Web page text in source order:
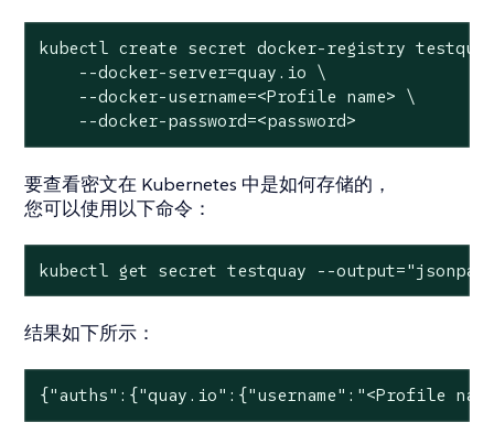
kubectl create secret docker-registry
    --docker-server=quay.io \
    --docker-username=<Profile name> \
    --docker-password=<password>
要查看密文在 Kubernetes 中是如何存储的，
您可以使用以下命令：
kubectl get secret testquay --
结果如下所示：
{"auths":{"quay.io":{"username":"<Profile